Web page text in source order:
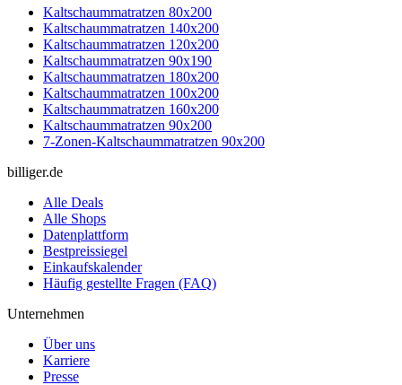
Kaltschaummatratzen 80x200
Kaltschaummatratzen 140x200
Kaltschaummatratzen 120x200
Kaltschaummatratzen 90x190
Kaltschaummatratzen 180x200
Kaltschaummatratzen 100x200
Kaltschaummatratzen 160x200
Kaltschaummatratzen 90x200
7-Zonen-Kaltschaummatratzen 90x200
billiger.de
Alle Deals
Alle Shops
Datenplattform
Bestpreissiegel
Einkaufskalender
Häufig gestellte Fragen (FAQ)
Unternehmen
Über uns
Karriere
Presse